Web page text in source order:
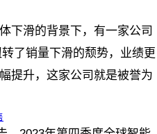
下滑的背景下，有一家公司
了销量下滑的颓势，业绩更
提升，这家公司就是被誉为